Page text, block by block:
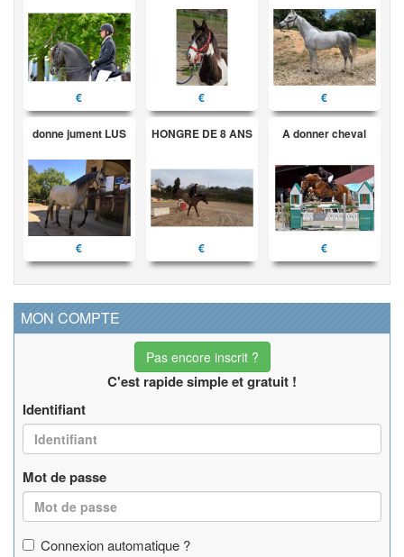
€ € €
donne jument LUS
€
HONGRE DE 8 ANS
€
A donner cheval
€
MON COMPTE
Pas encore inscrit ?
C'est rapide simple et gratuit !
Identifiant
Mot de passe
Connexion automatique ?